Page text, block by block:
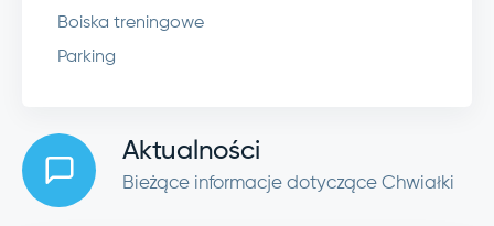
Boiska treningowe
Parking
Aktualności
Bieżące informacje dotyczące Chwiałki